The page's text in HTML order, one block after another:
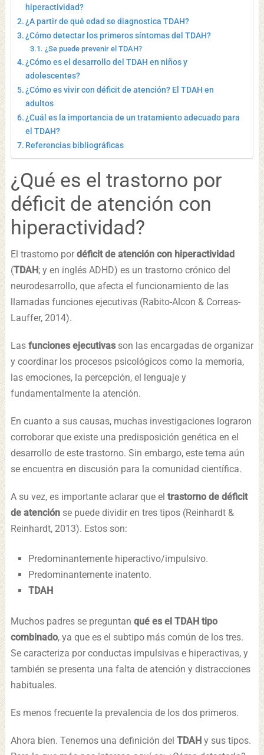
hiperactividad?
¿A partir de qué edad se diagnostica TDAH?
¿Cómo detectar los primeros síntomas del TDAH?
¿Se puede prevenir el TDAH?
¿Cómo es el desarrollo del TDAH en niños y
adolescentes?
¿Cómo es vivir con déficit de atención? El TDAH en
adultos
¿Cuál es la importancia de un tratamiento adecuado para
el TDAH?
Referencias bibliográficas
¿Qué es el trastorno por
déficit de atención con
hiperactividad?
El trastorno pordéficit de atención con hiperactividad
(TDAH; y en inglés ADHD) es un trastorno crónico del
neurodesarrollo, que afecta el funcionamiento de las
llamadas funciones ejecutivas (Rabito-Alcon & Correas-
Lauffer, 2014).
Las funciones ejecutivasson las encargadas de organizar
y coordinar los procesos psicológicos como la memoria,
las emociones, la percepción, el lenguaje y
fundamentalmente la atención.
En cuanto a sus causas, muchas investigaciones lograron
corroborar que existe una predisposición genética en el
desarrollo de este trastorno. Sin embargo, este tema aún
se encuentra en discusión para la comunidad científica.
A su vez, es importante aclarar que el trastorno de déficit
de atenciónse puede dividir en tres tipos (Reinhardt &
Reinhardt, 2013). Estos son:
Predominantemente hiperactivo/impulsivo.
Predominantemente inatento.
TDAH
Muchos padres se preguntan qué es el TDAH tipo
combinado, ya que es el subtipo más común de los tres.
Se caracteriza por conductas impulsivas e hiperactivas, y
también se presenta una falta de atención y distracciones
habituales.
Es menos frecuente la prevalencia de los dos primeros.
Ahora bien. Tenemos una definición del TDAH y sus tipos.